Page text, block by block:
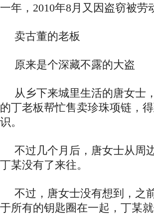
一年，2010年8月又因盗窃被劳
卖古董的老板
原来是个深藏不露的大盗
从乡下来城里生活的唐女士
的丁老板帮忙售卖珍珠项链，
识。
不过几个月后，唐女士从周
丁某没有了来往。
不过，唐女士没有想到，之
于所有的钥匙圈在一起，丁某